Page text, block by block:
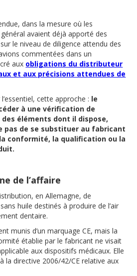
dans la mesure où les
avaient déjà apporté des
le niveau de diligence attendu des
commentées dans un
aux obligations du distributeur
et aux précisions attendues de
cette approche : le
à une vérification de
éléments dont il dispose,
pas de se substituer au fabricant
conformité, la qualification ou la
de l’affaire
en Allemagne, de
huile destinés à produire de l’air
dentaire.
munis d’un marquage CE, mais la
établie par le fabricant ne visait
aux dispositifs médicaux. Elle
la directive 2006/42/CE relative aux